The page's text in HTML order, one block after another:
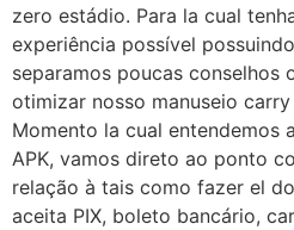
zero estádio. Para la cual
experiência possível
separamos poucas conselhos
otimizar nosso manuseio
Momento la cual entendemos
APK, vamos direto ao ponto
relação à tais como fazer el
aceita PIX, boleto bancário,